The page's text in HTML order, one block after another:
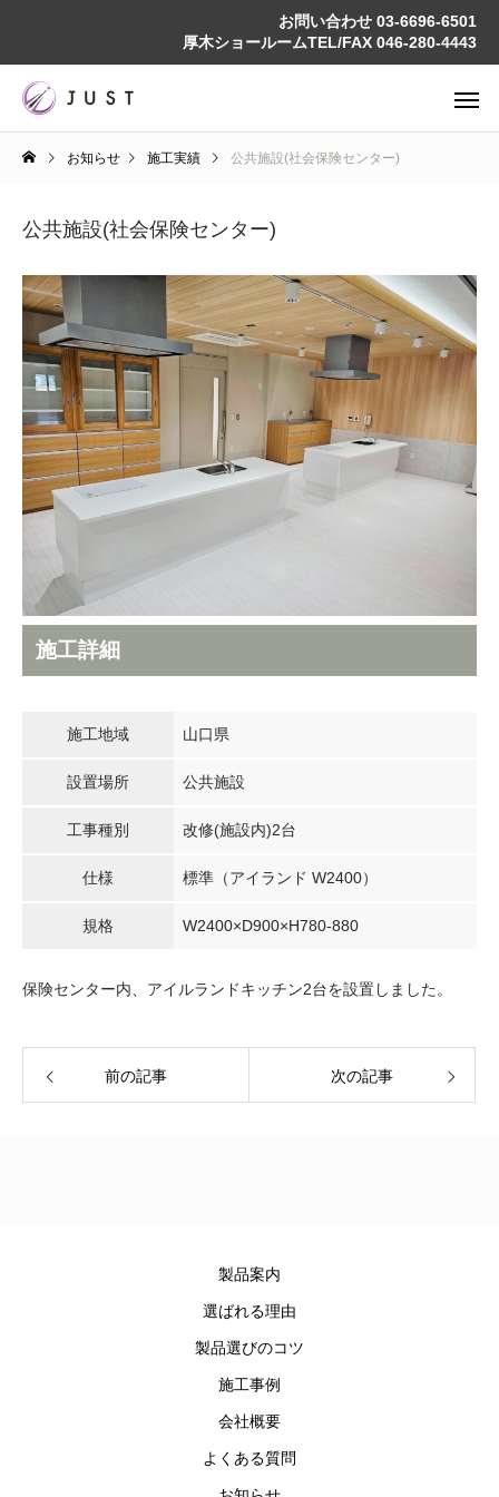
お問い合わせ 03-6696-6501
厚木ショールームTEL/FAX 046-280-4443
電動昇降洗面台
お知らせ 施工実績 公共施設(社会保険センター)
公共施設(社会保険センター)
施工詳細
施工地域 山口県
設置場所 公共施設
工事種別 改修(施設内)2台
仕様 標準（アイランド W2400）
規格 W2400×D900×H780-880
保険センター内、アイルランドキッチン2台を設置しました。
前の記事 次の記事
製品案内
選ばれる理由
製品選びのコツ
施工事例
会社概要
よくある質問